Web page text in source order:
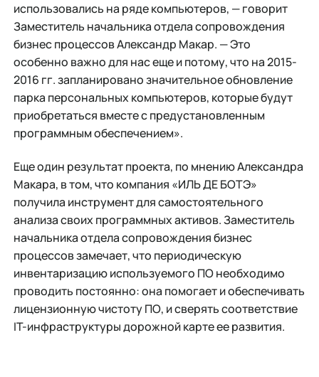
использовались на ряде компьютеров, — говорит
Заместитель начальника отдела сопровождения
бизнес процессов Александр Макар. — Это
особенно важно для нас еще и потому, что на 2015-
2016 гг. запланировано значительное обновление
парка персональных компьютеров, которые будут
приобретаться вместе с предустановленным
программным обеспечением».
Еще один результат проекта, по мнению Александра
Макара, в том, что компания «ИЛЬ ДЕ БОТЭ»
получила инструмент для самостоятельного
анализа своих программных активов. Заместитель
начальника отдела сопровождения бизнес
процессов замечает, что периодическую
инвентаризацию используемого ПО необходимо
проводить постоянно: она помогает и обеспечивать
лицензионную чистоту ПО, и сверять соответствие
IT-инфраструктуры дорожной карте ее развития.